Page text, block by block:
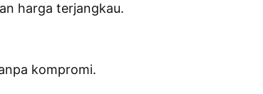
harga terjangkau.
kompromi.